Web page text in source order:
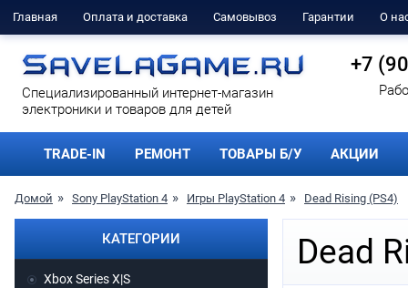
Главная Оплата и доставка Самовывоз Гарантии О
Cпециализированный интернет-магазин
электроники и товаров для детей
+7
TRADE-IN РЕМОНТ ТОВАРЫ Б/У АКЦИИ
Домой Sony PlayStation 4 Игры PlayStation 4 Dead Rising (PS4)
Dead
КАТЕГОРИИ
Xbox Series X|S